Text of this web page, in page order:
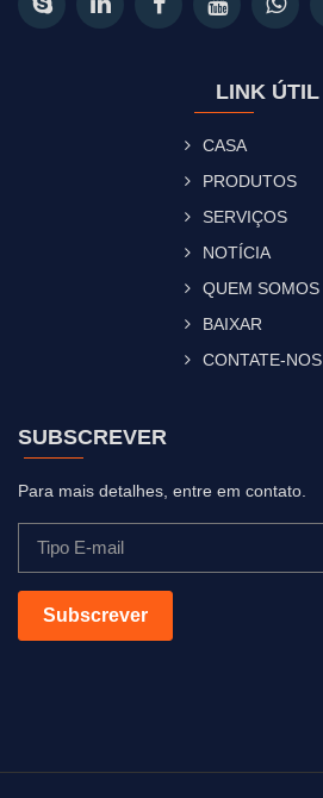
LINK ÚTIL
CASA
PRODUTOS
SERVIÇOS
NOTÍCIA
QUEM SOMOS
BAIXAR
CONTATE-NOS
SUBSCREVER
Para mais detalhes, entre em contato.
Subscrever